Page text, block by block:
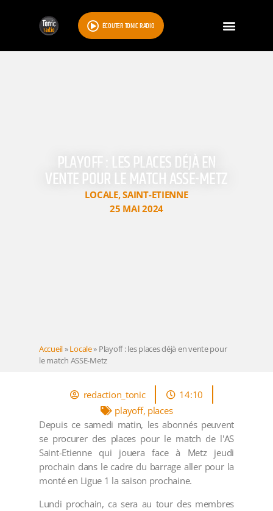
ÉCOUTER TONIC RADIO
PLAYOFF : LES PLACES DÉJÀ EN
VENTE POUR LE MATCH ASSE-METZ
LOCALE,SAINT-ETIENNE
25 MAI 2024
Accueil»Locale» Playoff : les places déjà en vente pour
le match ASSE-Metz
redaction_tonic
14:10
playoff, places
Depuis ce samedi matin, les abonnés peuvent
se procurer des places pour le match de l'AS
Saint-Etienne qui jouera face à Metz jeudi
prochain dans le cadre du barrage aller pour la
monté en Ligue 1 la saison prochaine.
Lundi prochain, ca sera au tour des membres